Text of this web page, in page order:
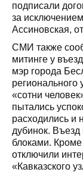
подписали
за
Ассиновская,
СМИ также
митинге у
мэр города
«сотни
пытались
расходились и
дубинок.
блоками. Кроме
отключили
«Кавказского